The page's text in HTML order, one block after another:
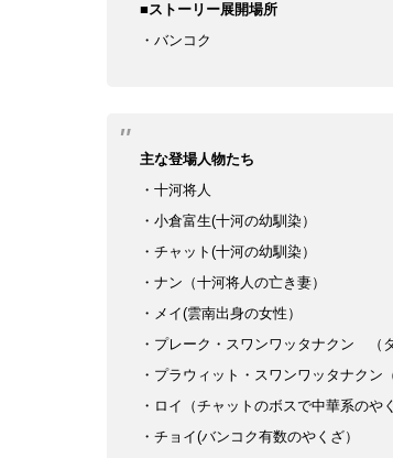
■ストーリー展開場所
・バンコク
主な登場人物たち
・十河将人
・小倉富生(十河の幼馴染）
・チャット(十河の幼馴染）
・ナン（十河将人の亡き妻）
・メイ(雲南出身の女性）
・プレーク・スワンワッタナクン （
・プラウィット・スワンワッタナクン
・ロイ（チャットのボスで中華系のや
・チョイ(バンコク有数のやくざ）